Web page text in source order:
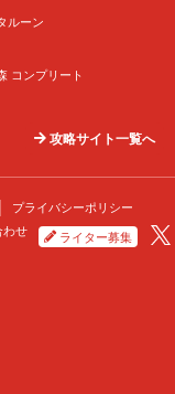
ルーン
コンプリート
攻略サイト一覧へ
プライバシーポリシー
わせ ライター募集